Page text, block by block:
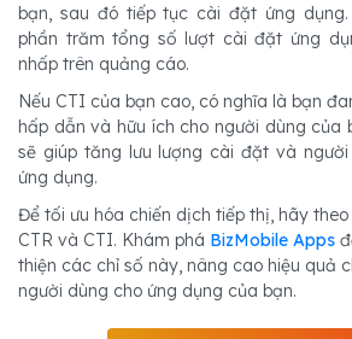
bạn, sau đó tiếp tục cài đặt ứng
phần trăm tổng số lượt cài đặt ứng
nhấp trên quảng cáo.
Nếu CTI của bạn cao, có nghĩa là bạn
hấp dẫn và hữu ích cho người dùng của
sẽ giúp tăng lưu lượng cài đặt và
ứng dụng.
Để tối ưu hóa chiến dịch tiếp thị, hãy
CTR và CTI. Khám phá BizMobile Apps
thiện các chỉ số này, nâng cao hiệu quả
người dùng cho ứng dụng của bạn.